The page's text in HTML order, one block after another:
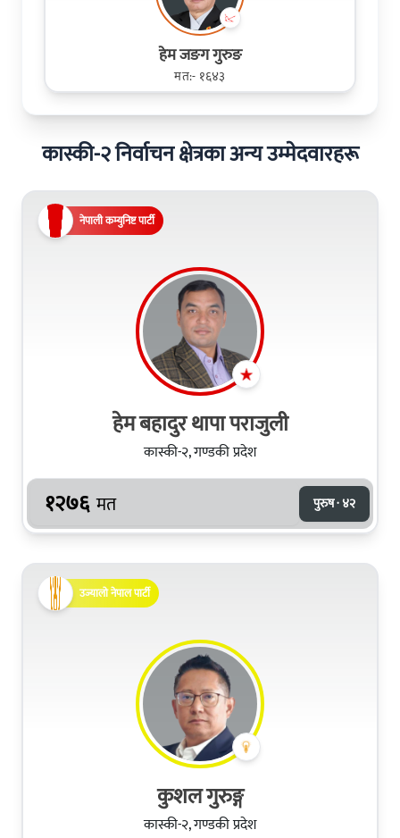
हेम जङग गुरुङ
मत:- १६४३
कास्की-२ निर्वाचन क्षेत्रका अन्य उम्मेदवारहरू
नेपाली कम्युनिष्ट पार्टी
हेम बहादुर थापा पराजुली
कास्की-२, गण्डकी प्रदेश
१२७६ मत पुरुष · ४२
उज्यालो नेपाल पार्टी
कुशल गुरुङ्ग
कास्की-२, गण्डकी प्रदेश